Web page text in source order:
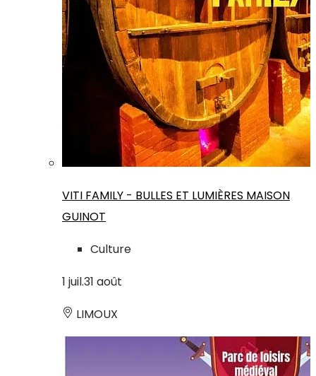
VITI FAMILY - BULLES ET LUMIÈRES MAISON
GUINOT
Culture
1 juil.31 août
LIMOUX